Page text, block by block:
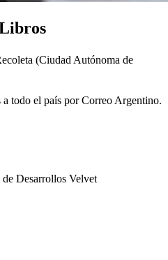
(Ciudad Autónoma de
todo el país por Correo Argentino.
Desarrollos Velvet